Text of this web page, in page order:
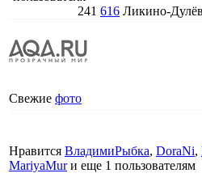
241 616 Ликино-
Свежие фото
Нравится ВладимиРыбка, DoraNi,
MariyaMurи еще 1 пользователям